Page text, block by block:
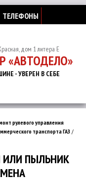
ТЕЛЕФОНЫ
дом 1 литера Е
«АВТОДЕЛО»
- УВЕРЕН В СЕБЕ
рулевого управления
транспорта ГАЗ /
ИЛИ ПЫЛЬНИК